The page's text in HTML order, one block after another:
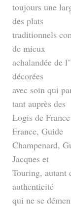
toujours une
des plats
traditionnels
de mieux
achalandée de
décorées
avec soin qui
tant auprès des
Logis de
France, Guide
Champenard,
Jacques et
Touring, autant
authenticité
qui ne se